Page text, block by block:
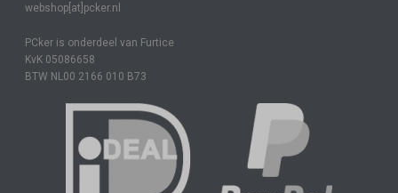
webshop[at]pcker.nl
PCker is onderdeel van Furtice
KvK 05086658
BTW NL00 2166 010 B73